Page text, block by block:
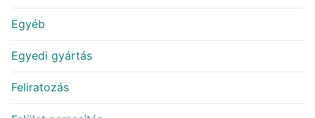
Egyéb
Egyedi gyártás
Feliratozás